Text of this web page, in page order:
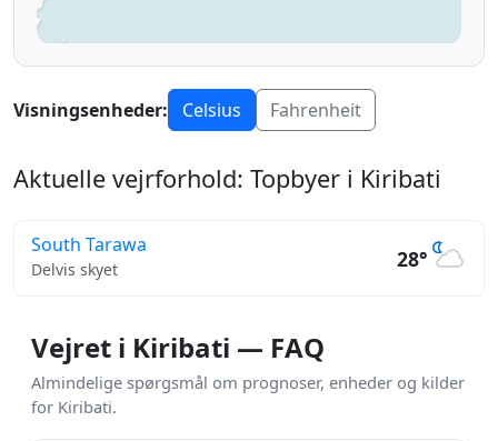
Visningsenheder: Celsius Fahrenheit
Aktuelle vejrforhold: Topbyer i Kiribati
South Tarawa
Delvis skyet 28°
Vejret i Kiribati — FAQ
Almindelige spørgsmål om prognoser, enheder og kilder
for Kiribati.